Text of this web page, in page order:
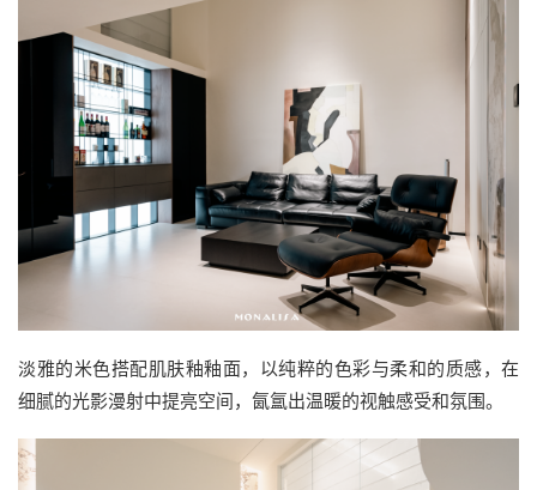
淡雅的米色搭配肌肤釉釉面，以纯粹的色彩与柔和的质感，在
细腻的光影漫射中提亮空间，氤氲出温暖的视触感受和氛围。